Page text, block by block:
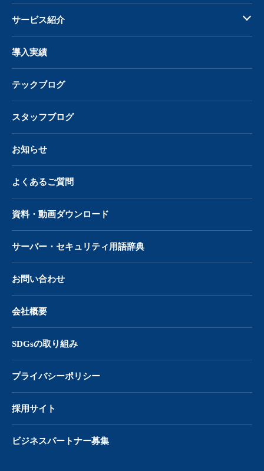
サービス紹介
導入実績
テックブログ
スタッフブログ
お知らせ
よくあるご質問
資料・動画ダウンロード
サーバー・ セキュリティ用語辞典
お問い合わせ
会社概要
SDGsの取り組み
プライバシーポリシー
採用サイト
ビジネスパートナー募集